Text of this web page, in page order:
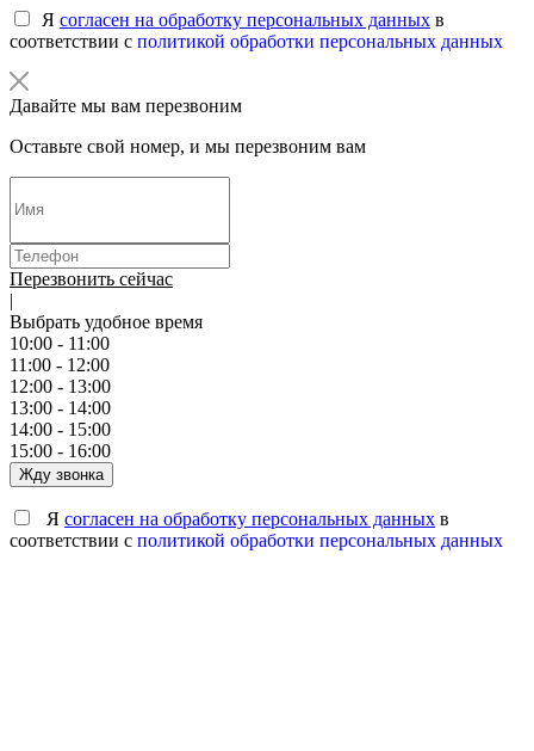
Я согласен на обработку персональных данных в
соответствии с политикой обработки персональных данных
Давайте мы вам перезвоним
Оставьте свой номер, и мы перезвоним вам
Перезвонить сейчас
|
Выбрать удобное время
10:00 - 11:00
11:00 - 12:00
12:00 - 13:00
13:00 - 14:00
14:00 - 15:00
15:00 - 16:00
Жду звонка
Я согласен на обработку персональных данных в
соответствии с политикой обработки персональных данных